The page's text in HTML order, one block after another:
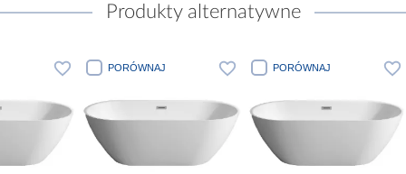
Produkty alternatywne
PORÓWNAJ PORÓWNAJ